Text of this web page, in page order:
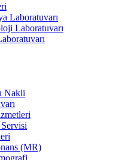
Laboratuvarı
Laboratuvarı
Nakli
(MR)